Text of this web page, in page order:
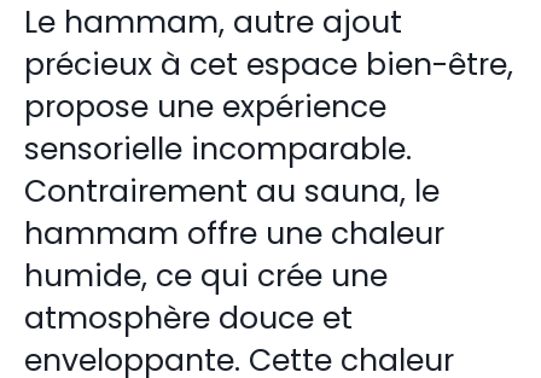
Le hammam, autre ajout
précieux à cet espace bien-être,
propose une expérience
sensorielle incomparable.
Contrairement au sauna, le
hammam offre une chaleur
humide, ce qui crée une
atmosphère douce et
enveloppante. Cette chaleur